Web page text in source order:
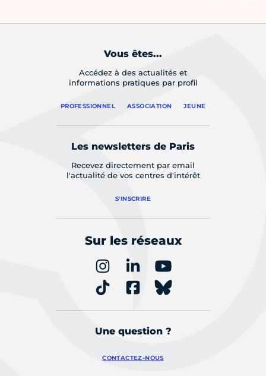
Vous êtes...
Accédez à des actualités et
informations pratiques par profil
PROFESSIONNEL ASSOCIATION JEUNE
Les newsletters de Paris
Recevez directement par email
l'actualité de vos centres d'intérêt
S'INSCRIRE
Sur les réseaux
Une question ?
CONTACTEZ-NOUS